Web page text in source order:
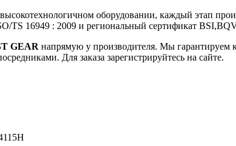
оборудовании, каждый этап
TS 16949 : 2009 и региональный сертификат
GEAR напрямую у производителя. Мы гарантируем
Для заказа зарегистрируйтесь на сайте.